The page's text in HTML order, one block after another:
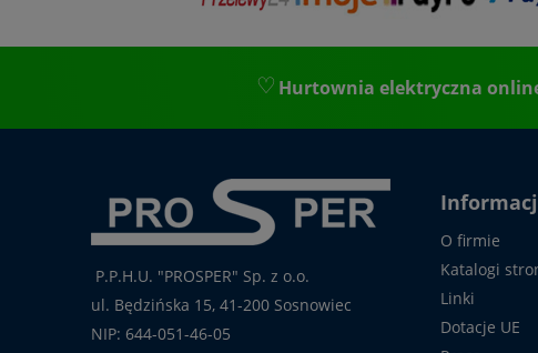
Hurtownia elektryczna
P.P.H.U. "PROSPER" Sp. z o.o.
ul. Będzińska 15, 41-200 Sosnowiec
NIP: 644-051-46-05
O firmie
Katalogi
Linki
Dotacje UE